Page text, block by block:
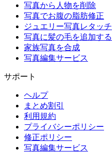
写真から人物を削除
写真でお腹の脂肪修正
ジュエリー写真レタッチ
写真に髪の毛を追加する
家族写真を合成
写真編集サービス
サポート
ヘルプ
まとめ割引
利用規約
プライバシーポリシー
修正ポリシー
写真編集サービス